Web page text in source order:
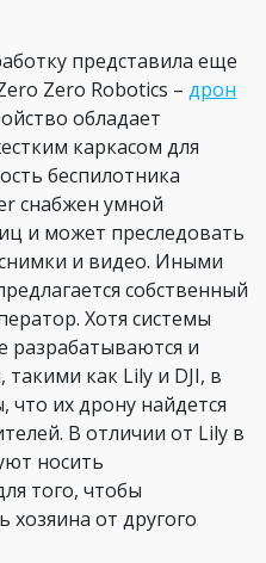
представила еще
Zero Robotics – дрон
обладает
каркасом для
беспилотника
снабжен умной
и может преследовать
и видео. Иными
собственный
Хотя системы
разрабатываются и
как Lily и DJI, в
что их дрону найдется
В отличии от Lily в
носить
того, чтобы
хозяина от другого